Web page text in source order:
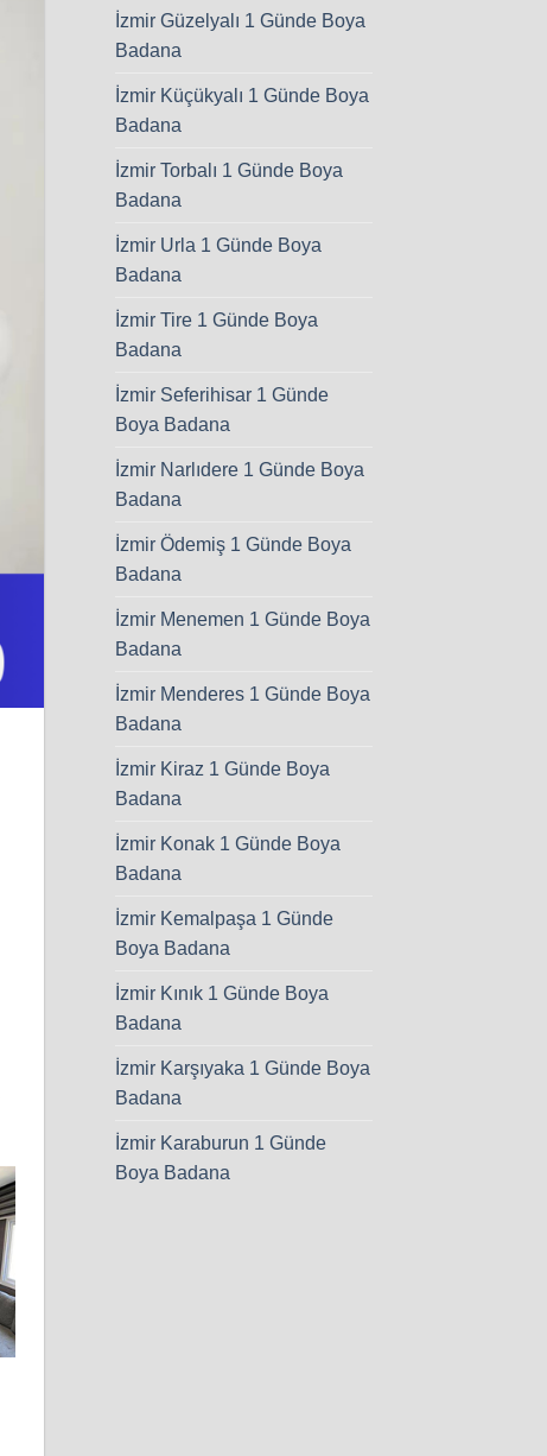
İzmir Güzelyalı 1 Günde Boya
Badana
İzmir Küçükyalı 1 Günde Boya
Badana
İzmir Torbalı 1 Günde Boya
Badana
İzmir Urla 1 Günde Boya
Badana
İzmir Tire 1 Günde Boya
Badana
İzmir Seferihisar 1 Günde
Boya Badana
İzmir Narlıdere 1 Günde Boya
Badana
İzmir Ödemiş 1 Günde Boya
Badana
İzmir Menemen 1 Günde Boya
Badana
İzmir Menderes 1 Günde Boya
Badana
İzmir Kiraz 1 Günde Boya
Badana
İzmir Konak 1 Günde Boya
Badana
İzmir Kemalpaşa 1 Günde
Boya Badana
İzmir Kınık 1 Günde Boya
Badana
İzmir Karşıyaka 1 Günde Boya
Badana
İzmir Karaburun 1 Günde
Boya Badana